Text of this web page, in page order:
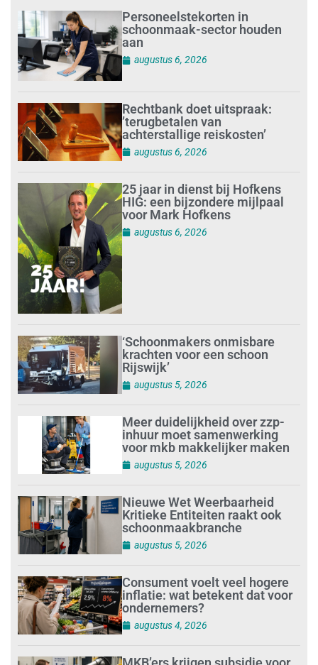
Personeelstekorten in
schoonmaak-sector houden
aan
augustus 6, 2026
Rechtbank doet uitspraak:
’terugbetalen van
achterstallige reiskosten’
augustus 6, 2026
25 jaar in dienst bij Hofkens
HIG: een bijzondere mijlpaal
voor Mark Hofkens
augustus 6, 2026
‘Schoonmakers onmisbare
krachten voor een schoon
Rijswijk’
augustus 5, 2026
Meer duidelijkheid over zzp-
inhuur moet samenwerking
voor mkb makkelijker maken
augustus 5, 2026
Nieuwe Wet Weerbaarheid
Kritieke Entiteiten raakt ook
schoonmaakbranche
augustus 5, 2026
Consument voelt veel hogere
inflatie: wat betekent dat voor
ondernemers?
augustus 4, 2026